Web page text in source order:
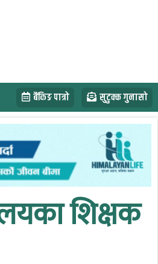
बैंकिङ पात्रो सुटुक्क गुनासो
शिक्षक